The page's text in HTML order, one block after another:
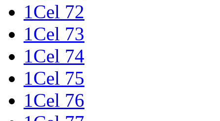
1Cel 72
1Cel 73
1Cel 74
1Cel 75
1Cel 76